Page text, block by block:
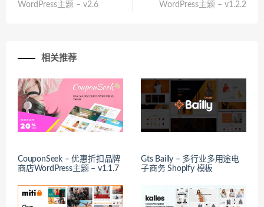
WordPress主题 – v2.6
WordPress主题 – v1.2.2
相关推荐
CouponSeek – 优惠折扣品牌
商店WordPress主题 – v1.1.7
Gts Bailly – 多行业多用途电
子商务 Shopify 模板